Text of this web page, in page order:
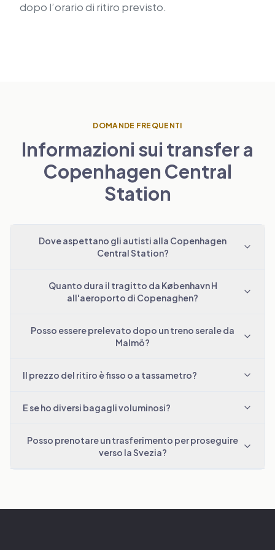
dopo l’orario di ritiro previsto.
DOMANDE FREQUENTI
Informazioni sui transfer a
Copenhagen Central
Station
Dove aspettano gli autisti alla Copenhagen
Central Station?
Quanto dura il tragitto da København H
all'aeroporto di Copenaghen?
Posso essere prelevato dopo un treno serale da
Malmö?
Il prezzo del ritiro è fisso o a tassametro?
E se ho diversi bagagli voluminosi?
Posso prenotare un trasferimento per proseguire
verso la Svezia?